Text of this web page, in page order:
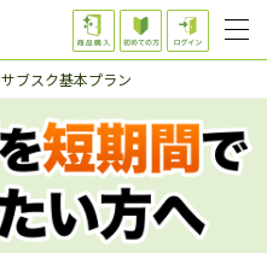
サブスク基本プラン